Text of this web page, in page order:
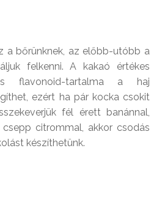
a bőrünknek, az előbb-utóbb a
felkenni. A kakaó értékes
flavonoid-tartalma a haj
ezért ha pár kocka csokit
fél érett banánnal,
citrommal, akkor csodás
készíthetünk.